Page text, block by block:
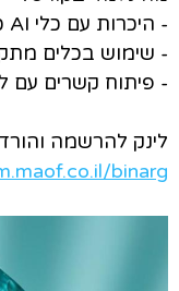
- היכרות עם כלי AI כמו ChatGPT ו-Midjourney
- שימוש בכלים
- פיתוח קשרים עם
לינק להרשמה
binarg